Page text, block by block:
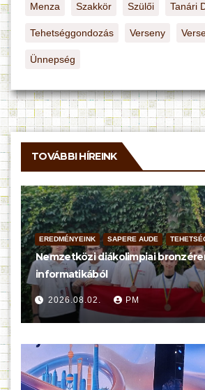
Menza Szakkör Szülői Tanári
Tehetséggondozás Verseny
Ünnepség
TOVÁBBI HÍREINK
EREDMÉNYEINK SAPERE AUDE
Nemzetközi diákolimpiai
informatikából
2026.08.02. PM